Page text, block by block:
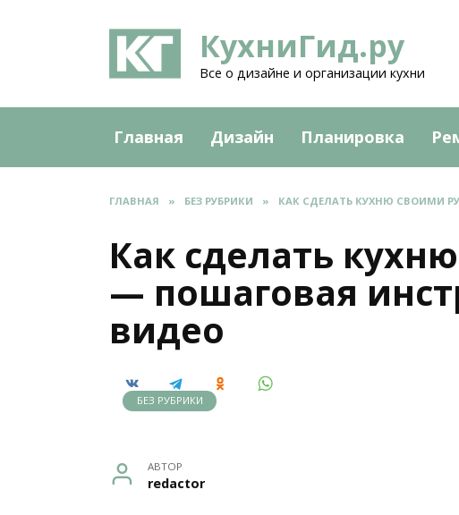
КухниГид.ру
Все о дизайне и организации кухни
Главная Дизайн Планировка
ГЛАВНАЯ » БЕЗ РУБРИКИ » КАК СДЕЛАТЬ КУХНЮ СВОИМИ
Как сделать
— пошаговая
видео
БЕЗ РУБРИКИ
АВТОР
redactor